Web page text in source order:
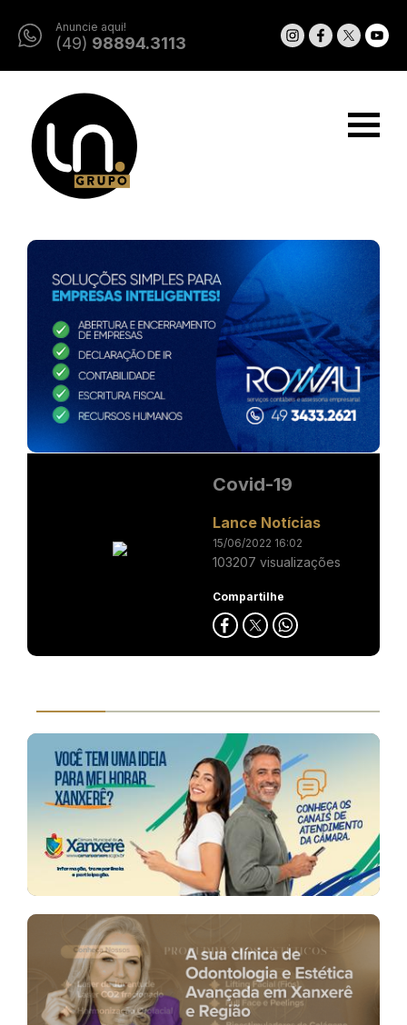
Anuncie aqui!
(49) 98894.3113
Covid-19
Lance Notícias
15/06/2022 16:02
103207 visualizações
Compartilhe